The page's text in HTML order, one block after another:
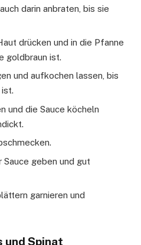
darin anbraten, bis sie
drücken und in die Pfanne
goldbraun ist.
und aufkochen lassen, bis
und die Sauce köcheln
geben und gut
garnieren und
und Spinat